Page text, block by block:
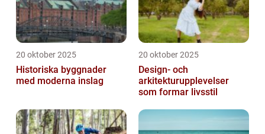
20 oktober 2025
Historiska byggnader
med moderna inslag
20 oktober 2025
Design- och
arkitekturupplevelser
som formar livsstil